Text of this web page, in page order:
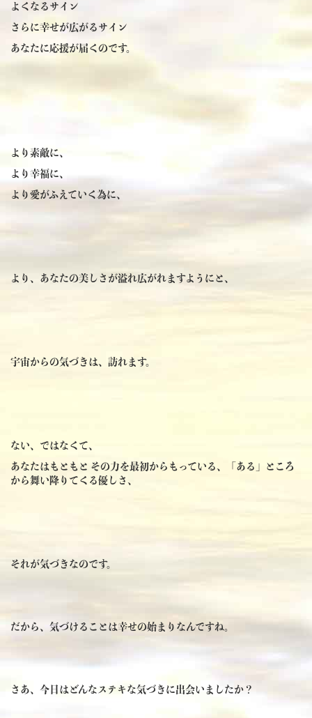
よくなるサイン
さらに幸せが広がるサイン
あなたに応援が届くのです。
より素敵に、
より幸福に、
より愛がふえていく為に、
より、あなたの美しさが溢れ広がれますようにと、
宇宙からの気づきは、訪れます。
ない、ではなくて、
あなたはもともと その力を最初からもっている、「ある」ところ
から舞い降りてくる優しさ、
それが気づきなのです。
だから、気づけることは幸せの始まりなんですね。
さあ、今日はどんなステキな気づきに出会いましたか？